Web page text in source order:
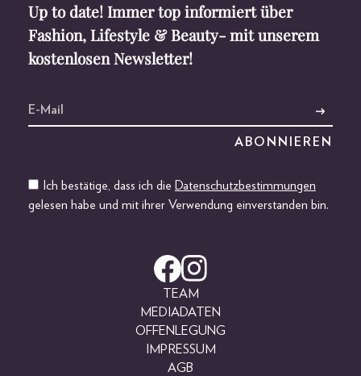
Up to date! Immer top informiert über
Fashion, Lifestyle & Beauty- mit unserem
kostenlosen Newsletter!
Ich bestätige, dass ich die Datenschutzbestimmungen
gelesen habe und mit ihrer Verwendung einverstanden bin.
TEAM
MEDIADATEN
OFFENLEGUNG
IMPRESSUM
AGB